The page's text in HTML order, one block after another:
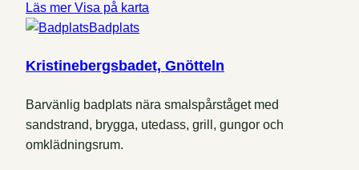
Läs mer Visa på karta
Badplats
Kristinebergsbadet, Gnötteln
Barvänlig badplats nära smalspårståget med
sandstrand, brygga, utedass, grill, gungor och
omklädningsrum.